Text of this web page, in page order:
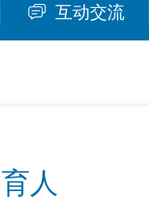
互动交流
人